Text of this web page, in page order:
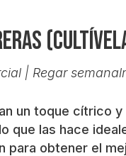
| Regar
un toque cítrico
que las hace
para obtener el